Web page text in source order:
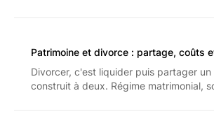
Patrimoine et divorce : partage, coûts
Divorcer, c'est liquider puis partager un
construit à deux. Régime matrimonial,